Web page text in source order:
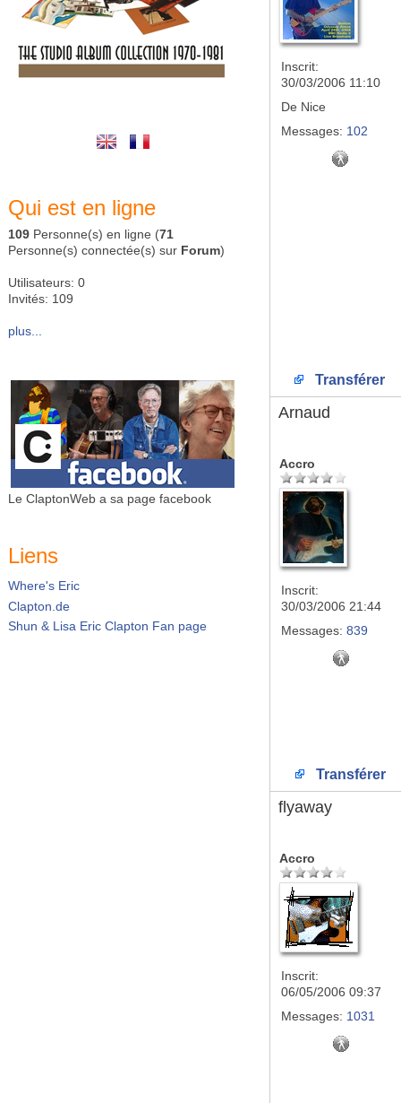
Qui est en ligne
109 Personne(s) en ligne (71
Personne(s) connectée(s) sur Forum)
Utilisateurs: 0
Invités: 109
plus...
Le ClaptonWeb a sa page facebook
Liens
Where's Eric
Clapton.de
Shun & Lisa Eric Clapton Fan page
Inscrit:
30/03/2006 11:10
De Nice
Messages: 102
Transférer
Arnaud
Accro
Inscrit:
30/03/2006 21:44
Messages: 839
Transférer
flyaway
Accro
Inscrit:
06/05/2006 09:37
Messages: 1031